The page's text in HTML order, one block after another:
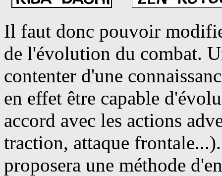
Il faut donc pouvoir
de l'évolution du combat.
contenter d'une
en effet être capable
accord avec les actions
traction, attaque
proposera une méthode